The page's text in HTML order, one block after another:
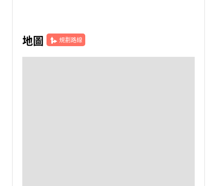
地圖 規劃路線